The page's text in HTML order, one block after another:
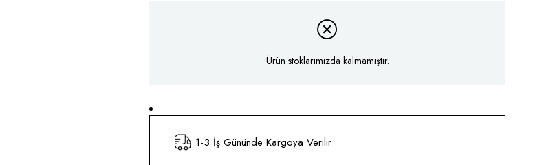
Ürün stoklarımızda kalmamıştır.
1-3 İş Gününde Kargoya Verilir